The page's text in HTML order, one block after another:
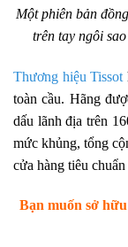
Một phiên bản
trên tay ngôi
Thương hiệu Tissot
toàn cầu. Hãng
dấu lãnh địa trên
mức khủng, tổng
cửa hàng tiêu
Bạn muốn sở